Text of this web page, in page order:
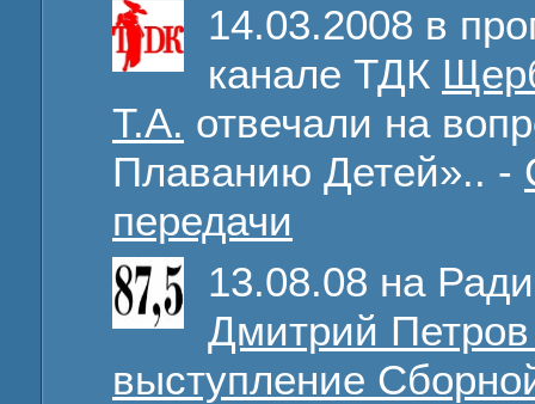
14.03.2008 в
канале ТДК
Т.А. отвечали на
Плаванию Детей».. -
передачи
13.08.08 на
Дмитрий
выступление